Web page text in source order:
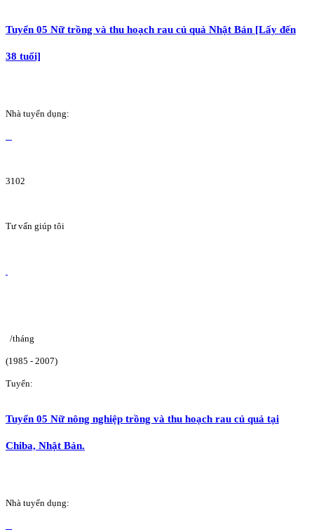
Tuyển 05 Nữ trồng và thu hoạch rau củ quả Nhật Bản [Lấy đến
38 tuổi]
Nhà tuyển dụng:
3102
Tư vấn giúp tôi
/tháng
(1985 - 2007)
Tuyển:
Tuyển 05 Nữ nông nghiệp trồng và thu hoạch rau củ quả tại
Chiba, Nhật Bản.
Nhà tuyển dụng: